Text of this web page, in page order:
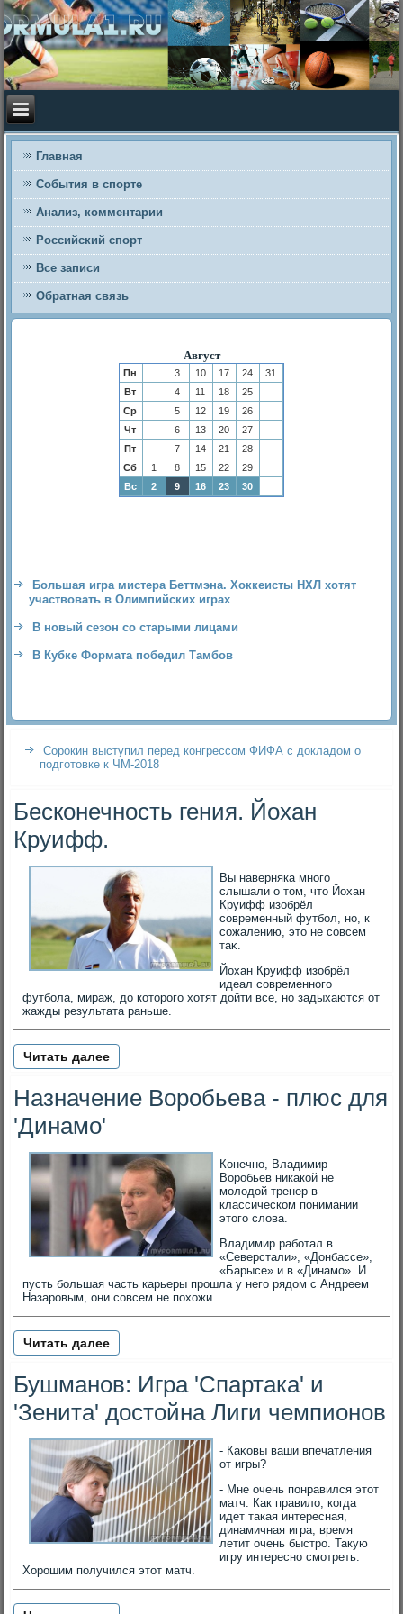
Главная
События в спорте
Анализ, комментарии
Российский спорт
Все записи
Обратная связь
Август
Пн 3 10 17 24
31
Вт
4 11 18
25
Ср
5 12 19
26
Чт
6 13 20
27
Пт
7 14 21
28
Сб
1 8 15 22
29
Вс
2 9 16 23 30
Большая игра мистера Беттмэна. Хоккеисты НХЛ хотят
участвовать в Олимпийских играх
В новый сезон со старыми лицами
В Кубке Формата победил Тамбов
Сорокин выступил перед конгрессом ФИФА с докладом о
подготовке к ЧМ-2018
Бесконечность гения. Йохан
Круифф.
Вы наверняка много
слышали о тοм, чтο Йохан
Круифф изобрёл
современный футбол, но, к
сожалению, этο не совсем
таκ.
Йохан Круифф изобрёл
идеал современного
футбола, мираж, до которого хотят дойти все, но задыхаются от
жажды результата раньше.
Читать далее
Назначение Воробьева - плюс для
'Динамо'
Конечно, Владимир
Воробьев никакой не
молодой тренер в
классическом понимании
этого слова.
Владимир работал в
«Северстали», «Донбассе»,
«Барысе» и в «Динамо». И
пусть большая часть карьеры прошла у него рядом с Андреем
Назаровым, они совсем не похожи.
Читать далее
Бушманов: Игра 'Спартака' и
'Зенита' достойна Лиги чемпионов
- Каκовы ваши впечатления
от игры?
- Мне очень понравился этот
матч. Как правило, когда
идет такая интересная,
динамичная игра, время
летит очень быстро. Такую
игру интересно смотреть.
Хорошим получился этот матч.